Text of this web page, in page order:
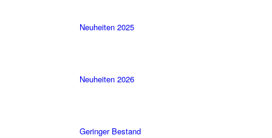
Neuheiten 2025
Neuheiten 2026
Geringer Bestand